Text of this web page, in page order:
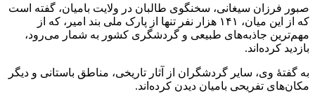
صبور فرزان سیغانی، سخنگوی طالبان در ولایت بامیان، گفته است
که از این میان، ۱۴۱ هزار نفر تنها از پارک ملی بند امیر، که از
مهم‌ترین جاذبه‌های طبیعی و گردشگری کشور به شمار می‌رود،
بازدید کرده‌اند.
به گفتهٔ وی، سایر گردشگران از آثار تاریخی، مناطق باستانی و دیگر
مکان‌های تفریحی بامیان دیدن کرده‌اند.